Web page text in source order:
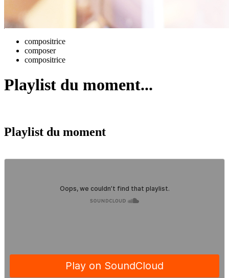
compositrice
composer
compositrice
Playlist du moment...
Playlist du moment